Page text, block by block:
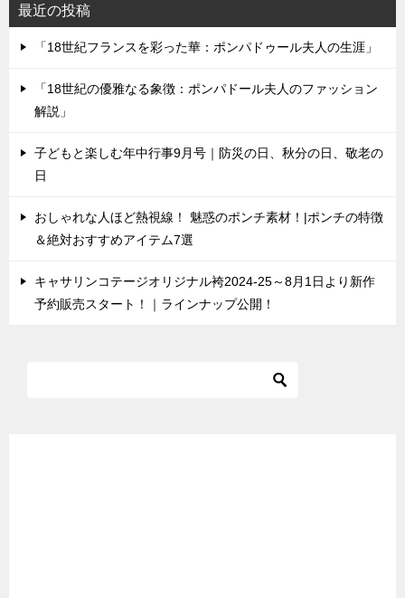
最近の投稿
「18世紀フランスを彩った華：ポンパドゥール夫人の生涯」
「18世紀の優雅なる象徴：ポンパドール夫人のファッション
解説」
子どもと楽しむ年中行事9月号｜防災の日、秋分の日、敬老の
日
おしゃれな人ほど熱視線！ 魅惑のポンチ素材！|ポンチの特徴
＆絶対おすすめアイテム7選
キャサリンコテージオリジナル袴2024-25～8月1日より新作
予約販売スタート！｜ラインナップ公開！